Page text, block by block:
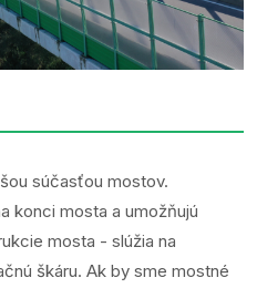
súčasťou mostov.
konci mosta a umožňujú
mosta - slúžia na
škáru. Ak by sme mostné